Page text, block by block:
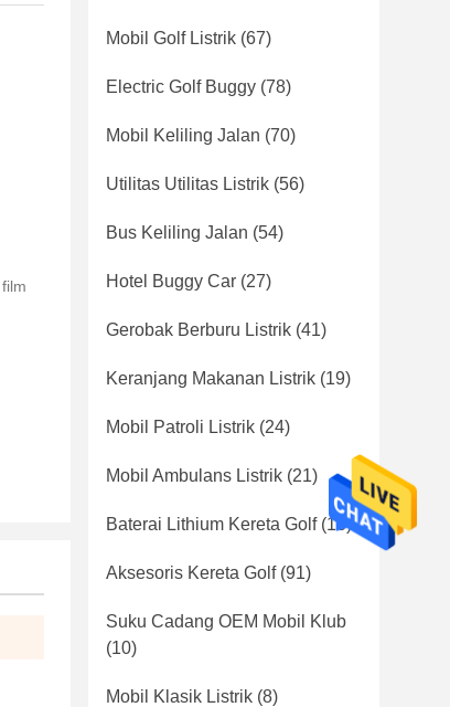
Mobil Golf Listrik (67)
Electric Golf Buggy (78)
Mobil Keliling Jalan (70)
Utilitas Utilitas Listrik (56)
Bus Keliling Jalan (54)
Hotel Buggy Car (27)
Gerobak Berburu Listrik (41)
Keranjang Makanan Listrik (19)
Mobil Patroli Listrik (24)
Mobil Ambulans Listrik (21)
Baterai Lithium Kereta Golf(16)
Aksesoris Kereta Golf(91)
Suku Cadang OEM Mobil Klub
(10)
Mobil Klasik Listrik (8)